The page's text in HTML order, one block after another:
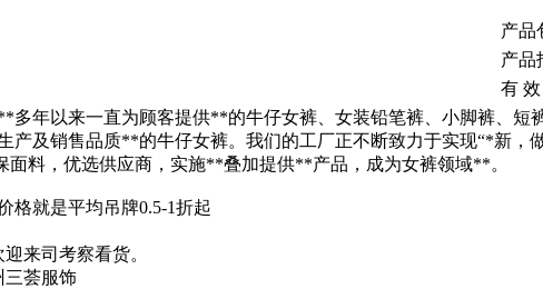
产品
产品
有
多年以来一直为顾客提供**的牛仔女裤、女装铅笔裤、小脚裤、
产及销售品质**的牛仔女裤。我们的工厂正不断致力于实现“*新
面料，优选供应商，实施**叠加提供**产品，成为女裤领域**。
格就是平均吊牌0.5-1折起
来司考察看货。
三荟服饰